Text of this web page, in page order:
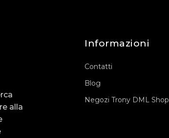
alla
Informazioni
Contatti
Blog
Negozi Trony DML Shop